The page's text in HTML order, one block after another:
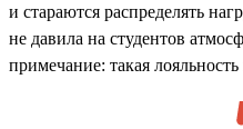
и стараются распределять
не давила на студентов
примечание: такая